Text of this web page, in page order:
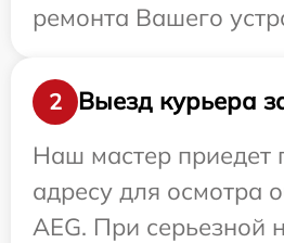
ремонта Вашего
2
Выезд курьера
Наш мастер приедет
адресу для осмотра
AEG. При серьезной